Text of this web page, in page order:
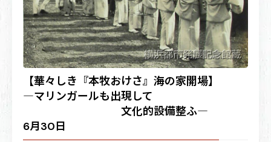
【華々しき『本牧おけさ』海の家開場】
―マリンガールも出現して
文化的設備整ふ―
6月30日